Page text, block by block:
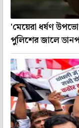
'মেয়েরা ধর্ষণ
পুলিশের জালে